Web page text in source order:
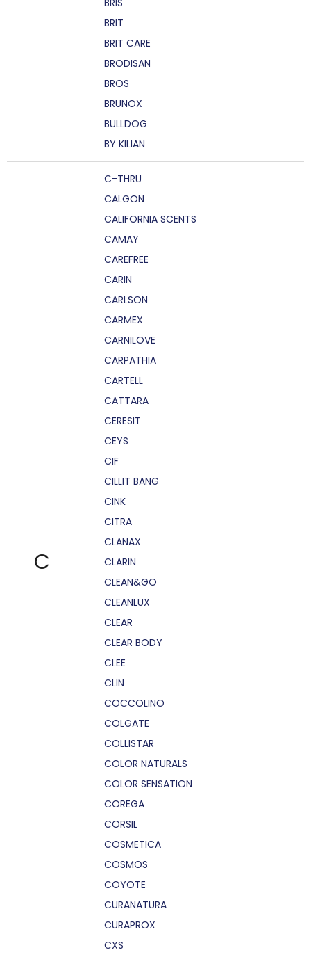
BRIS
BRIT
BRIT CARE
BRODISAN
BROS
BRUNOX
BULLDOG
BY KILIAN
C
C-THRU
CALGON
CALIFORNIA SCENTS
CAMAY
CAREFREE
CARIN
CARLSON
CARMEX
CARNILOVE
CARPATHIA
CARTELL
CATTARA
CERESIT
CEYS
CIF
CILLIT BANG
CINK
CITRA
CLANAX
CLARIN
CLEAN&GO
CLEANLUX
CLEAR
CLEAR BODY
CLEE
CLIN
COCCOLINO
COLGATE
COLLISTAR
COLOR NATURALS
COLOR SENSATION
COREGA
CORSIL
COSMETICA
COSMOS
COYOTE
CURANATURA
CURAPROX
CXS